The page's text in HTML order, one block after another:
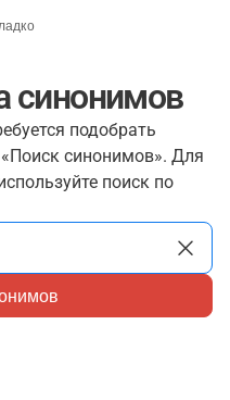
синонимов
подобрать
синонимов». Для
поиск по